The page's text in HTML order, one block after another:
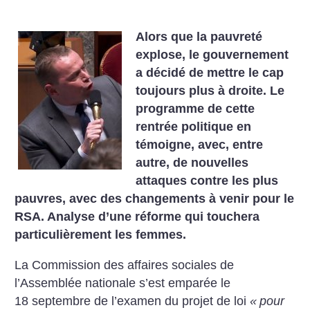
Alors que la pauvreté
explose, le gouvernement
a décidé de mettre le cap
toujours plus à droite. Le
programme de cette
rentrée politique en
témoigne, avec, entre
autre, de nouvelles
attaques contre les plus
pauvres, avec des changements à venir pour le
RSA. Analyse d’une réforme qui touchera
particulièrement les femmes.
La Commission des affaires sociales de
l’Assemblée nationale s’est emparée le
18 septembre de l’examen du projet de loi« pour